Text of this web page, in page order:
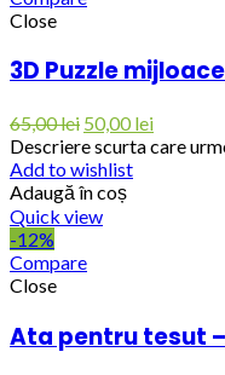
Close
3D Puzzle
65,00lei 50,00lei
Descriere scurta care
Add to wishlist
Adaugă în coș
Quick view
-12%
Compare
Close
Ata pentru tesut